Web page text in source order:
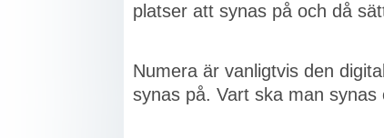
platser att synas på och då
Numera är vanligtvis den
synas på. Vart ska man